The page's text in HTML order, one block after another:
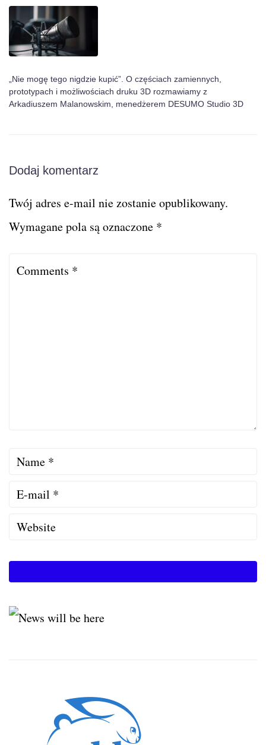
„Nie mogę tego nigdzie kupić”. O częściach zamiennych,
prototypach i możliwościach druku 3D rozmawiamy z
Arkadiuszem Malanowskim, menedżerem DESUMO Studio 3D
Dodaj komentarz
Twój adres e-mail nie zostanie opublikowany.
Wymagane pola są oznaczone *